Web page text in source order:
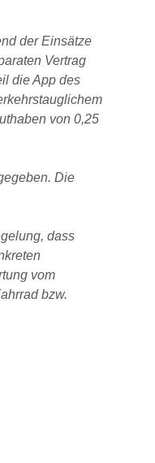
der Einsätze
Vertrag
die App des
von 0,25
Die
dass
vom
bzw.